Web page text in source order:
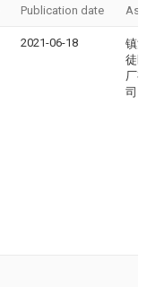
Publication date
2021-06-18
镇江
徒区
厂有
司